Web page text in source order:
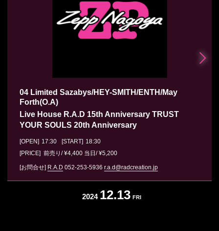
04 Limited Sazabys/HEY-SMITH/ENTH/May
Forth(O.A)
Live House R.A.D 15th Anniversary TRUST
YOUR SOULS 20th Anniversary
[OPEN] 17:30 [START] 18:30
[PRICE] 前売り/ ¥4,400 当日/ ¥5,200
[お問合せ] R.A.D 052-253-5936 r.a.d@radcreation.jp
2024 12.13 FRI